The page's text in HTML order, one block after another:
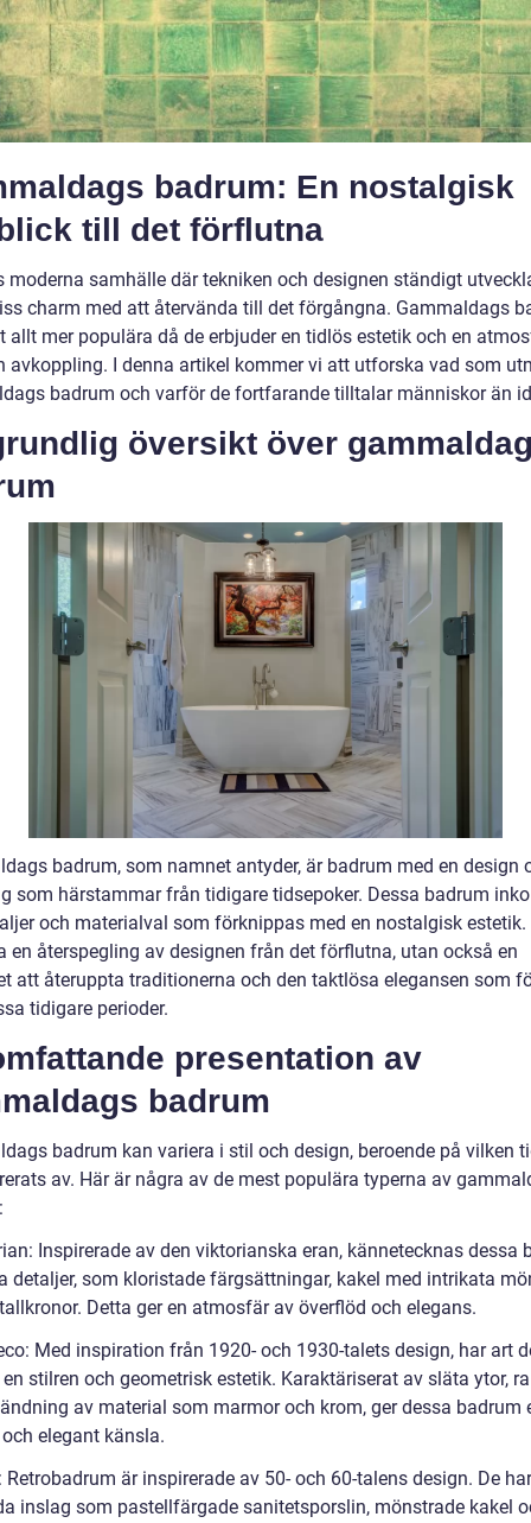
badrum: En nostalgisk
till det förflutna
moderna samhälle där tekniken och designen ständigt
charm med att återvända till det förgångna. Gammaldags
allt mer populära då de erbjuder en tidlös estetik och en
avkoppling. I denna artikel kommer vi att utforska vad som
badrum och varför de fortfarande tilltalar människor än
översikt över
badrum, som namnet antyder, är badrum med en design
som härstammar från tidigare tidsepoker. Dessa badrum
och materialval som förknippas med en nostalgisk estetik.
en återspegling av designen från det förflutna, utan också en
att återuppta traditionerna och den taktlösa elegansen som
tidigare perioder.
presentation av
badrum
badrum kan variera i stil och design, beroende på vilken
av. Här är några av de mest populära typerna av
Inspirerade av den viktorianska eran, kännetecknas dessa
detaljer, som kloristade färgsättningar, kakel med intrikata
Detta ger en atmosfär av överflöd och elegans.
Med inspiration från 1920- och 1930-talets design, har art
stilren och geometrisk estetik. Karaktäriserat av släta ytor,
av material som marmor och krom, ger dessa badrum
elegant känsla.
Retrobadrum är inspirerade av 50- och 60-talens design. De har
inslag som pastellfärgade sanitetsporslin, mönstrade kakel